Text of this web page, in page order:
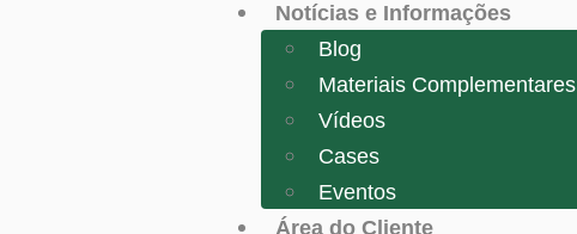
Notícias e Informações
Blog
Materiais Complementares
Vídeos
Cases
Eventos
Área do Cliente